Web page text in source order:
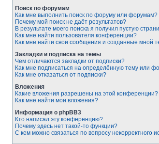
Поиск по форумам
Как мне выполнить поиск по форуму или форумам?
Почему мой поиск не даёт результатов?
В результате моего поиска я получил пустую
Как мне найти пользователя конференции?
Как мне найти свои сообщения и созданные мной
Закладки и подписка на темы
Чем отличаются закладки от подписки?
Как мне подписаться на определённую тему или
Как мне отказаться от подписки?
Вложения
Какие вложения разрешены на этой конференции?
Как мне найти мои вложения?
Информация о phpBB3
Кто написал эту конференцию?
Почему здесь нет такой-то функции?
С кем можно связаться по вопросу некорректного